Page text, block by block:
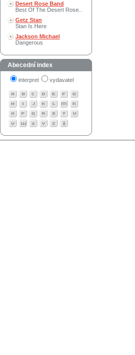
Desert Rose Band
Best Of The Desert Rose..
Getz Stan
Stan Is Here
Jackson Michael
Dangerous
Abecední index
interpret vydavatel